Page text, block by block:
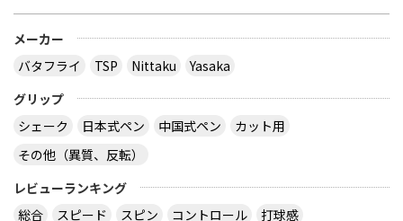
メーカー
バタフライ
TSP Nittaku
Yasaka
グリップ
シェーク
日本式ペン 中国式ペン
カット用
その他（異質、反転）
レビューランキング
総合
スピード スピン コントロール 打球感